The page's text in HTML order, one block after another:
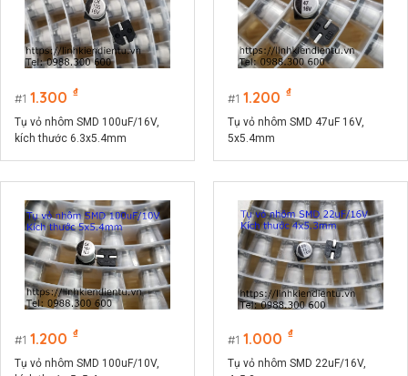
1 1.300 ₫
Tụ vỏ nhôm SMD 100uF/16V,
kích thước 6.3x5.4mm
1 1.200 ₫
Tụ vỏ nhôm SMD 47uF 16V,
5x5.4mm
1 1.200 ₫
Tụ vỏ nhôm SMD 100uF/10V,
1 1.000 ₫
Tụ vỏ nhôm SMD 22uF/16V,